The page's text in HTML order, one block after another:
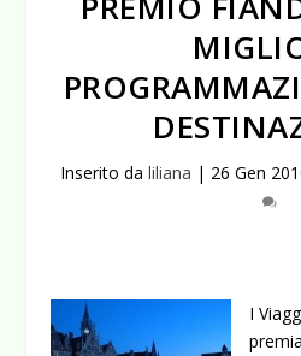
Inserito da liliana | 26 Gen
I